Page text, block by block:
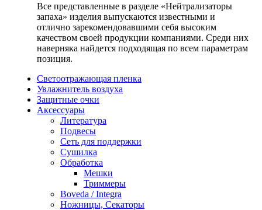
Все представленные в разделе «Нейтрализаторы
запаха» изделия выпускаются известными и
отлично зарекомендовавшими себя высоким
качеством своей продукции компаниями. Среди них
наверняка найдется подходящая по всем параметрам
позиция.
Светоотражающая пленка
Увлажнитель воздуха
Защитные очки
Аксессуары
Литература
Подвесы
Сеть для поддержки
Сушилка
Обработка
Мешки
Триммеры
Boveda / Integra
Ножницы, Секаторы